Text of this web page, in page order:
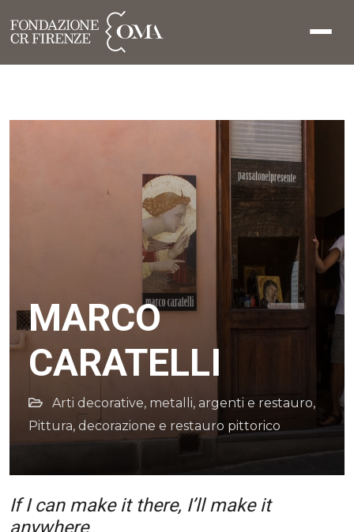
MARCO
CARATELLI
Arti decorative, metalli, argenti e restauro,
Pittura, decorazione e restauro pittorico
If I can make it there, I’ll make it
anywhere